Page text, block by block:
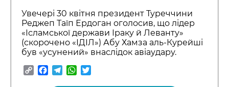
Увечері 30 квітня президент Туреччини
Реджеп Таїп Ердоган оголосив, що лідер
«Ісламської держави Іраку й Леванту»
(скорочено «ІДІЛ») Абу Хамза аль-Курейші
був «усунений» внаслідок авіаудару.
CopyFacebook
TelegramWhatsApp